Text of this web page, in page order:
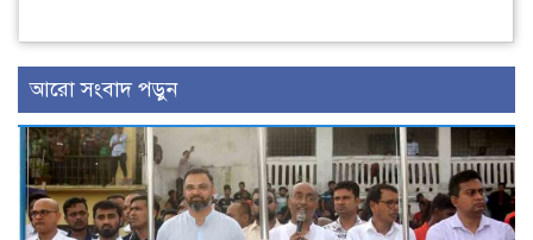
আরো সংবাদ পড়ুন